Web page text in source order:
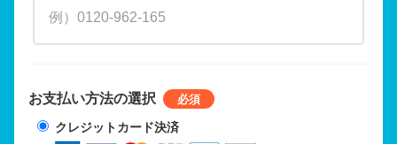
お支払い方法の選択
クレジットカード決済